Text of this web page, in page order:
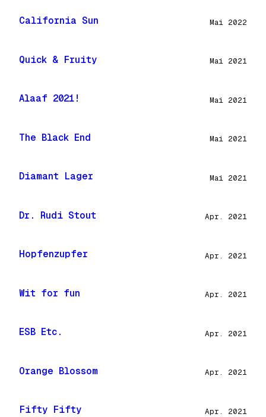
California Sun Mai 2022
Quick & Fruity Mai 2021
Alaaf 2021! Mai 2021
The Black End Mai 2021
Diamant Lager Mai 2021
Dr. Rudi Stout Apr. 2021
Hopfenzupfer Apr. 2021
Wit for fun Apr. 2021
ESB Etc. Apr. 2021
Orange Blossom Apr. 2021
Fifty Fifty Apr. 2021